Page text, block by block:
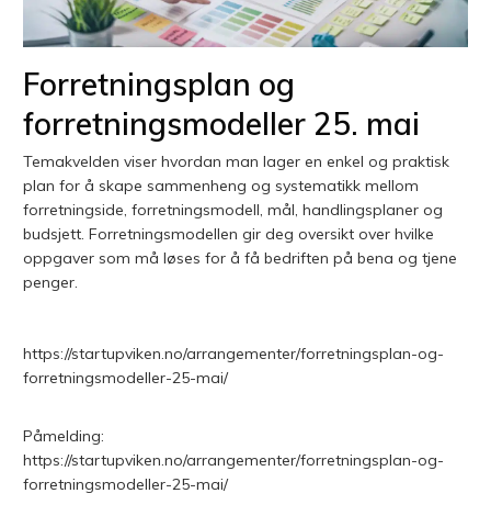
Forretningsplan og
forretningsmodeller 25. mai
Temakvelden viser hvordan man lager en enkel og praktisk
plan for å skape sammenheng og systematikk mellom
forretningside, forretningsmodell, mål, handlingsplaner og
budsjett. Forretningsmodellen gir deg oversikt over hvilke
oppgaver som må løses for å få bedriften på bena og tjene
penger.
https://startupviken.no/arrangementer/forretningsplan-og-
forretningsmodeller-25-mai/
Påmelding:
https://startupviken.no/arrangementer/forretningsplan-og-
forretningsmodeller-25-mai/